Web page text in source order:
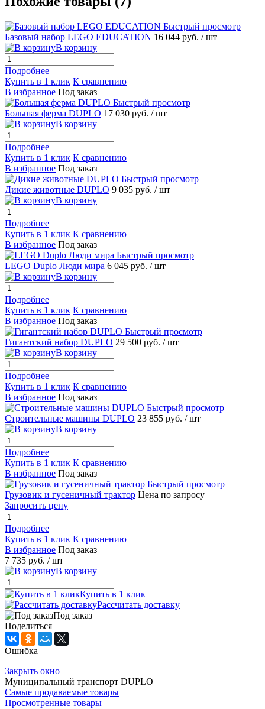
Быстрый просмотр
Базовый набор LEGO EDUCATION 16 044 руб. / шт
В корзину
Подробнее
Купить в 1 клик К сравнению
В избранное Под заказ
Быстрый просмотр
Большая ферма DUPLO 17 030 руб. / шт
В корзину
Подробнее
Купить в 1 клик К сравнению
В избранное Под заказ
Быстрый просмотр
Дикие животные DUPLO 9 035 руб. / шт
В корзину
Подробнее
Купить в 1 клик К сравнению
В избранное Под заказ
Быстрый просмотр
LEGO Duplo Люди мира 6 045 руб. / шт
В корзину
Подробнее
Купить в 1 клик К сравнению
В избранное Под заказ
Быстрый просмотр
Гигантский набор DUPLO 29 500 руб. / шт
В корзину
Подробнее
Купить в 1 клик К сравнению
В избранное Под заказ
Быстрый просмотр
Строительные машины DUPLO 23 855 руб. / шт
В корзину
Подробнее
Купить в 1 клик К сравнению
В избранное Под заказ
Быстрый просмотр
Грузовик и гусеничный трактор Цена по запросу
Запросить цену
Подробнее
Купить в 1 клик К сравнению
В избранное Под заказ
7 735 руб. / шт
В корзину
Купить в 1 клик
Рассчитать доставку
Под заказ
Поделиться
Ошибка
Закрыть окно
Муниципальный транспорт DUPLO
Самые продаваемые товары
Просмотренные товары